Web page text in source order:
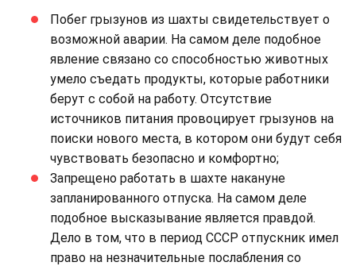
Побег грызунов из шахты свидетельствует о
возможной аварии. На самом деле подобное
явление связано со способностью животных
умело съедать продукты, которые работники
берут с собой на работу. Отсутствие
источников питания провоцирует грызунов на
поиски нового места, в котором они будут себя
чувствовать безопасно и комфортно;
Запрещено работать в шахте накануне
запланированного отпуска. На самом деле
подобное высказывание является правдой.
Дело в том, что в период СССР отпускник имел
право на незначительные послабления со